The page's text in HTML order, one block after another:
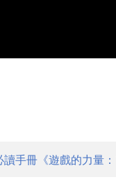
手冊《遊戲的力量